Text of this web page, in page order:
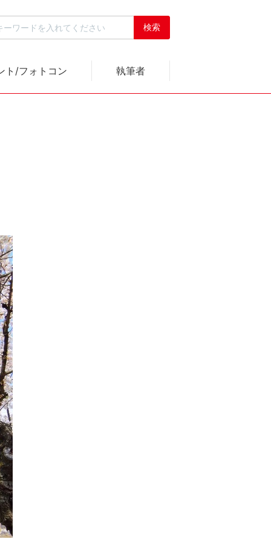
ト/フォトコン 執筆者